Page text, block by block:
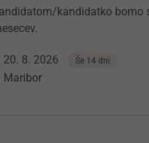
kandidatko bomo
20. 8. 2026 Še 14 dni
Maribor